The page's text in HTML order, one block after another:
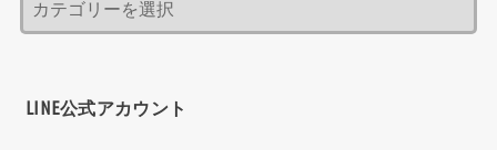
LINE公式アカウント